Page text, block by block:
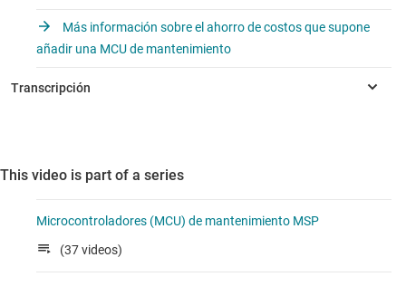
Más información sobre el ahorro de costos que supone
añadir una MCU de mantenimiento
This video is part of a series
Microcontroladores (MCU) de mantenimiento MSP
(37 videos)